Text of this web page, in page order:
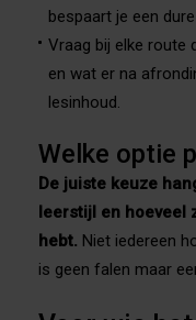
bespaart je een
Vraag bij elke route
en wat er na
lesinhoud.
Welke optie
De juiste keuze
leerstijl en hoeveel
hebt. Niet iedereen
is geen falen maar